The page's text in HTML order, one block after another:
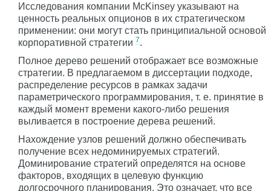
Исследования компании McKinsey указывают на
ценность реальных опционов в их стратегическом
применении: они могут стать принципиальной основой
корпоративной стратегии 7.
Полное дерево решений отображает все возможные
стратегии. В предлагаемом в диссертации подходе,
распределение ресурсов в рамках задачи
параметрического программирования, т. е. принятие в
каждый момент времени какого-либо решения
выливается в построение дерева решений.
Нахождение узлов решений должно обеспечивать
получение всех недоминируемых стратегий.
Доминирование стратегий определятся на основе
факторов, входящих в целевую функцию
долгосрочного планирования. Это означает, что все